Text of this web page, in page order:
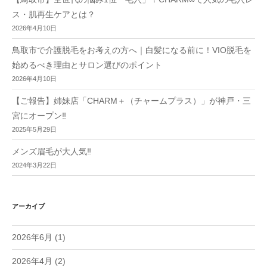
ス・肌再生ケアとは？
2026年4月10日
鳥取市で介護脱毛をお考えの方へ｜白髪になる前に！VIO脱毛を
始めるべき理由とサロン選びのポイント
2026年4月10日
【ご報告】姉妹店「CHARM＋（チャームプラス）」が神戸・三
宮にオープン‼︎
2025年5月29日
メンズ眉毛が大人気‼︎
2024年3月22日
アーカイブ
2026年6月 (1)
2026年4月 (2)